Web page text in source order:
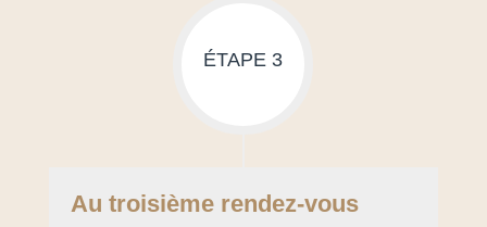
ÉTAPE 3
Au troisième rendez-vous